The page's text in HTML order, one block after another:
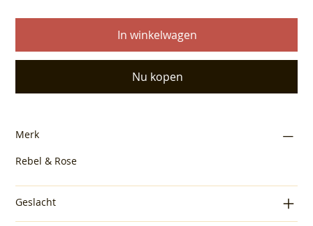
In winkelwagen
Nu kopen
Merk
Rebel & Rose
Geslacht